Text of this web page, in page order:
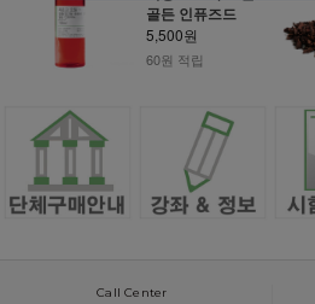
골든 인퓨즈드
5,500원
60원 적립
Call Center